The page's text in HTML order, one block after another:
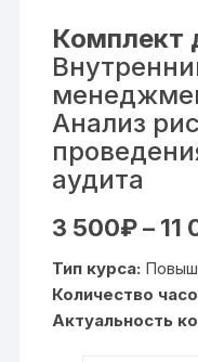
Комплект
Анализ
аудита
3 500₽ – 11
Тип курса:
Количество
Актуальность